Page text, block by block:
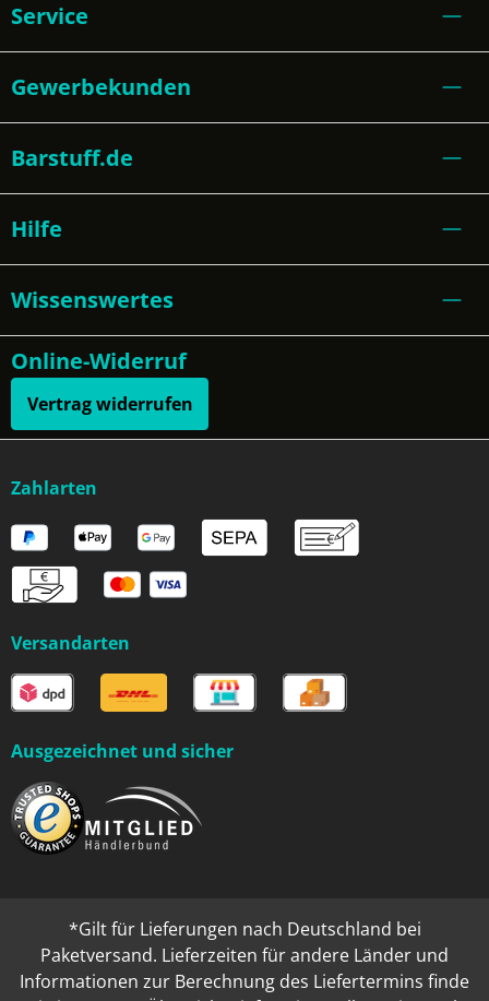
Service
Gewerbekunden
Barstuff.de
Hilfe
Wissenswertes
Online-Widerruf
Vertrag widerrufen
Zahlarten
Versandarten
Ausgezeichnet und sicher
*Gilt für Lieferungen nach Deutschland bei
Paketversand. Lieferzeiten für andere Länder und
Informationen zur Berechnung des Liefertermins finde